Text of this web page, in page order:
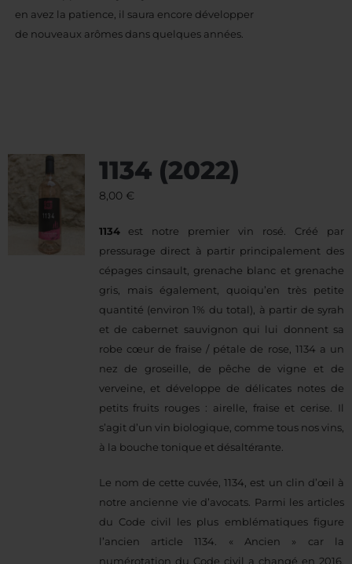
en avez la patience, il saura encore développer
de nouveaux arômes dans quelques années.
1134 (2022)
8,00 €
1134est notre premier vin rosé. Créé par
pressurage direct à partir principalement des
cépages cinsault, grenache blanc et grenache
gris, mais également, quoiqu’en très petite
quantité (environ 1% du total), à partir de syrah
et de cabernet sauvignon qui lui donnent sa
robe cœur de fraise / pétale de rose, 1134 a un
nez de groseille, de pêche de vigne et de
verveine, et développe de délicates notes de
petits fruits rouges : airelle, fraise et cerise. Il
s’agit d’un vin biologique, comme tous nos vins,
à la bouche tonique et désaltérante.
Le nom de cette cuvée, 1134, est un clin d’œil à
notre ancienne vie d’avocats. Parmi les articles
du Code civil les plus emblématiques figure
l’ancien article 1134. « Ancien » car la
numérotation du Code civil a changé en 2016,